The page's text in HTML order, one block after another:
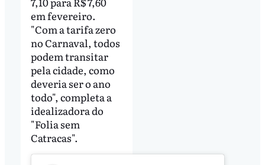
em fevereiro.
"Com a tarifa zero
no Carnaval, todos
podem transitar
pela cidade, como
deveria ser o ano
todo", completa a
idealizadora do
"Folia sem
Catracas".